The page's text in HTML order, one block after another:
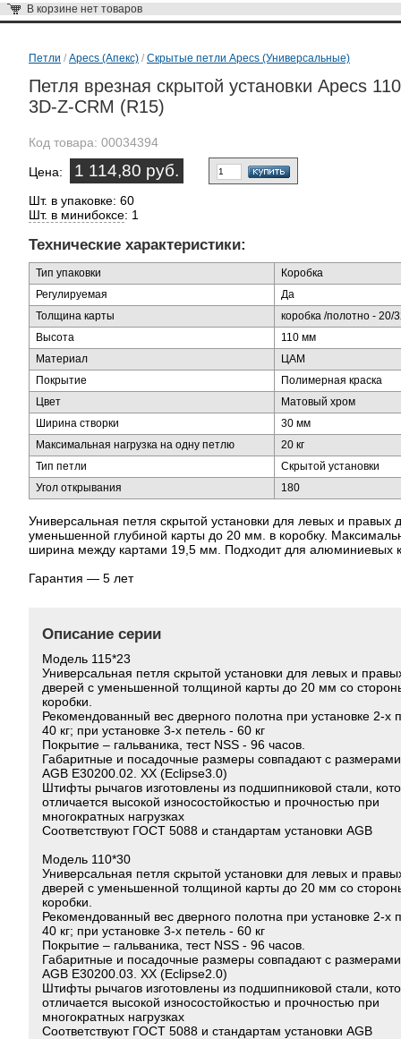
В корзине нет товаров
Петли / Apecs (Апекс) / Скрытые петли Apecs (Универсальные)
Петля врезная скрытой установки Apecs
3D-Z-CRM (R15)
Код товара: 00034394
Цена: 1 114,80 руб.
Шт. в упаковке: 60
Шт. в минибоксе: 1
Технические характеристики:
Тип упаковки
Коробка
Регулируемая
Да
Толщина карты
коробка /полотно - 20/
Высота
110 мм
Материал
ЦАМ
Покрытие
Полимерная краска
Цвет
Матовый хром
Ширина створки
30 мм
Максимальная нагрузка на одну петлю
20 кг
Тип петли
Скрытой установки
Угол открывания
180
Универсальная петля скрытой установки для левых и правых
уменьшенной глубиной карты до 20 мм. в коробку.
ширина между картами 19,5 мм. Подходит для алюминиевых
Гарантия — 5 лет
Описание серии
Модель 115*23
Универсальная петля скрытой установки для левых и
дверей с уменьшенной толщиной карты до 20 мм со
коробки.
Рекомендованный вес дверного полотна при установке 2-х
40 кг; при установке 3-х петель - 60 кг
Покрытие – гальваника, тест NSS - 96 часов.
Габаритные и посадочные размеры совпадают с
AGB E30200.02. ХХ (Eclipse3.0)
Штифты рычагов изготовлены из подшипниковой стали,
отличается высокой износостойкостью и прочностью при
многократных нагрузках
Соответствуют ГОСТ 5088 и стандартам установки AGB
Модель 110*30
Универсальная петля скрытой установки для левых и
дверей с уменьшенной толщиной карты до 20 мм со
коробки.
Рекомендованный вес дверного полотна при установке 2-х
40 кг; при установке 3-х петель - 60 кг
Покрытие – гальваника, тест NSS - 96 часов.
Габаритные и посадочные размеры совпадают с
AGB E30200.03. ХХ (Eclipse2.0)
Штифты рычагов изготовлены из подшипниковой стали,
отличается высокой износостойкостью и прочностью при
многократных нагрузках
Соответствуют ГОСТ 5088 и стандартам установки AGB